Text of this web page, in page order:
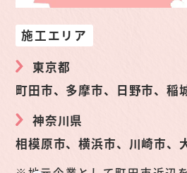
施工エリア
東京都
町田市、多摩市、日野市、稲
神奈川県
相模原市、横浜市、川崎市、